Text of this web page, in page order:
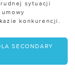
sytuacji
konkurencji.
SECONDARY